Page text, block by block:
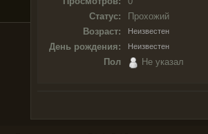
Статус:
Прохожий
Возраст:
Неизвестен
День рождения: Неизвестен
Пол Не указал